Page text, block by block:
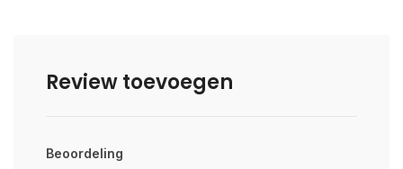
Review toevoegen
Beoordeling